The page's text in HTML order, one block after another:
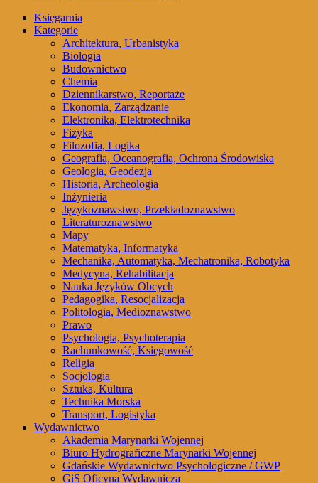
Księgarnia
Kategorie
Architektura, Urbanistyka
Biologia
Budownictwo
Chemia
Dziennikarstwo, Reportaże
Ekonomia, Zarządzanie
Elektronika, Elektrotechnika
Fizyka
Filozofia, Logika
Geografia, Oceanografia, Ochrona Środowiska
Geologia, Geodezja
Historia, Archeologia
Inżynieria
Językoznawstwo, Przekładoznawstwo
Literaturoznawstwo
Mapy
Matematyka, Informatyka
Mechanika, Automatyka, Mechatronika, Robotyka
Medycyna, Rehabilitacja
Nauka Języków Obcych
Pedagogika, Resocjalizacja
Politologia, Medioznawstwo
Prawo
Psychologia, Psychoterapia
Rachunkowość, Księgowość
Religia
Socjologia
Sztuka, Kultura
Technika Morska
Transport, Logistyka
Wydawnictwo
Akademia Marynarki Wojennej
Biuro Hydrograficzne Marynarki Wojennej
Gdańskie Wydawnictwo Psychologiczne / GWP
GiS Oficyna Wydawnicza